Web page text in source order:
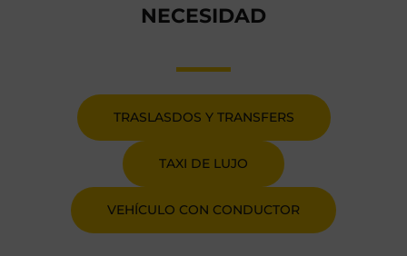
NECESIDAD
TRASLASDOS Y TRANSFERS
TAXI DE LUJO
VEHÍCULO CON CONDUCTOR